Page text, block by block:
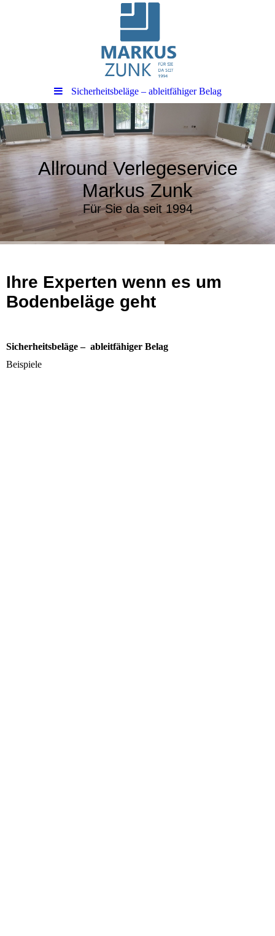
Sicherheitsbeläge – ableitfähiger Belag
Allround Verlegeservice
Markus Zunk
Für Sie da seit 1994
Ihre Experten wenn es um
Bodenbeläge geht
Sicherheitsbeläge – ableitfähiger Belag
Beispiele